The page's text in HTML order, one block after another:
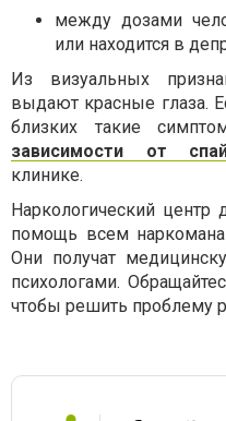
между дозами
или находится в
Из визуальных
выдают красные глаза.
близких такие
зависимости от
клинике.
Наркологический центр
помощь всем
Они получат
психологами.
чтобы решить проблему